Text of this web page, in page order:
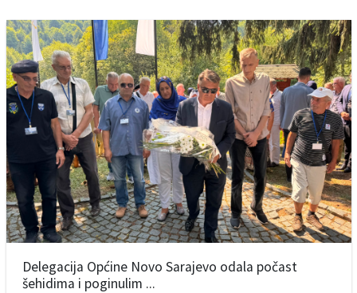
Delegacija Općine Novo Sarajevo odala počast
šehidima i poginulim ...